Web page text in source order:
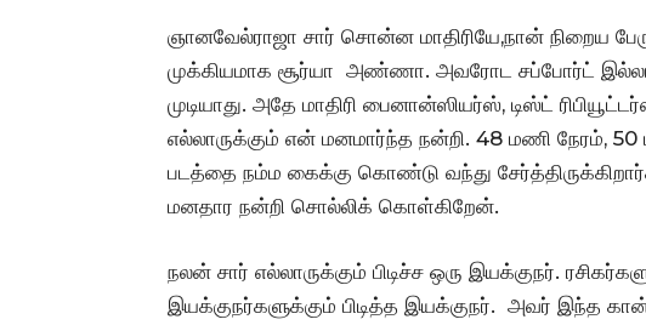
ஞானவேல்ராஜா சார் சொன்ன மாதிரியே,நான் நிறைய
முக்கியமாக சூர்யா அண்ணா. அவரோட சப்போர்ட்
முடியாது. அதே மாதிரி பைனான்ஸியர்ஸ், டிஸ்ட்
எல்லாருக்கும் என் மனமார்ந்த நன்றி. 48 மணி நேரம்,
படத்தை நம்ம கைக்கு கொண்டு வந்து
மனதார நன்றி சொல்லிக் கொள்கிறேன்.
நலன் சார் எல்லாருக்கும் பிடிச்ச ஒரு இயக்குநர்.
இயக்குநர்களுக்கும் பிடித்த இயக்குநர். அவர் இந்த